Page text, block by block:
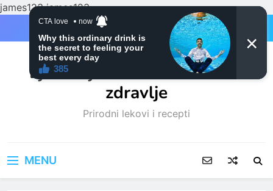
james123james123
Ljubitelji mačaka i Prirodno
zdravlje
Prirodni lekovi i recepti
MENU